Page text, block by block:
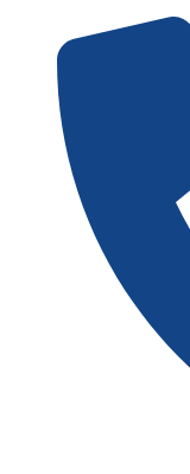
indholdet